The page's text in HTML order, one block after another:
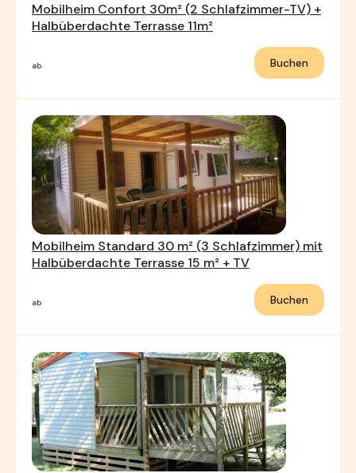
Mobilheim Confort 30m² (2 Schlafzimmer-TV) +
Halbüberdachte Terrasse 11m²
ab Buchen
Mobilheim Standard 30 m² (3 Schlafzimmer) mit
Halbüberdachte Terrasse 15 m² + TV
ab Buchen